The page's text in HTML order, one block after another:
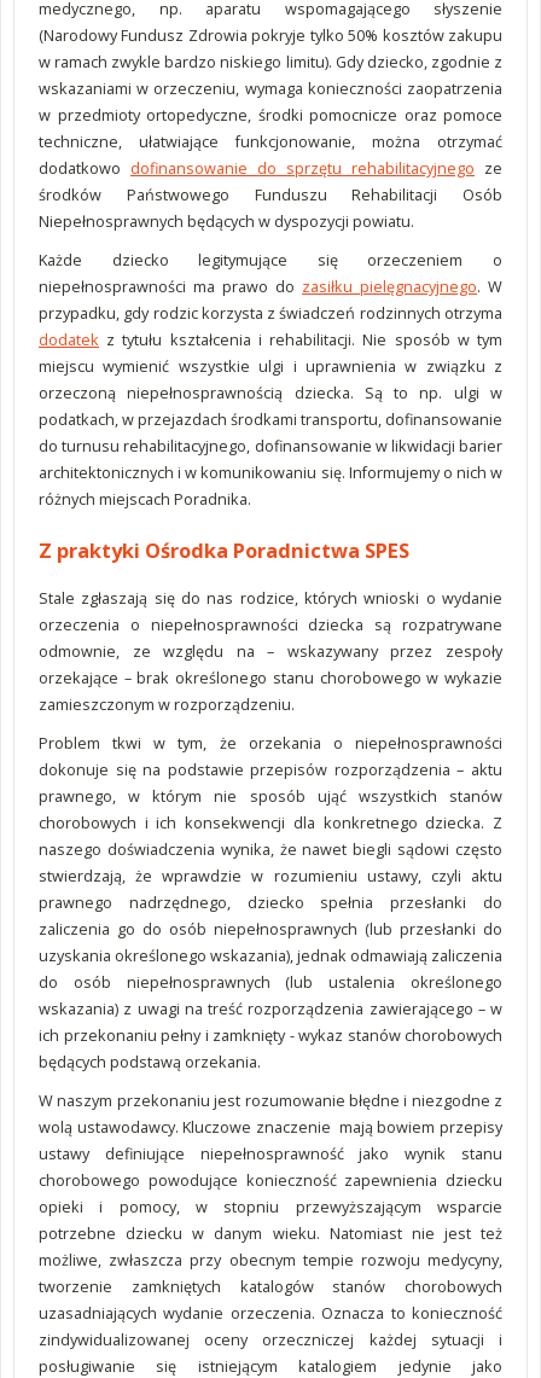
medycznego, np. aparatu wspomagającego słyszenie
(Narodowy Fundusz Zdrowia pokryje tylko 50% kosztów zakupu
w ramach zwykle bardzo niskiego limitu). Gdy dziecko, zgodnie z
wskazaniami w orzeczeniu, wymaga konieczności zaopatrzenia
w przedmioty ortopedyczne, środki pomocnicze oraz pomoce
techniczne, ułatwiające funkcjonowanie, można otrzymać
dodatkowo dofinansowanie do sprzętu rehabilitacyjnego ze
środków Państwowego Funduszu Rehabilitacji Osób
Niepełnosprawnych będących w dyspozycji powiatu.
Każde dziecko legitymujące się orzeczeniem o
niepełnosprawności ma prawo do zasiłku pielęgnacyjnego. W
przypadku, gdy rodzic korzysta z świadczeń rodzinnych otrzyma
dodatek z tytułu kształcenia i rehabilitacji. Nie sposób w tym
miejscu wymienić wszystkie ulgi i uprawnienia w związku z
orzeczoną niepełnosprawnością dziecka. Są to np. ulgi w
podatkach, w przejazdach środkami transportu, dofinansowanie
do turnusu rehabilitacyjnego, dofinansowanie w likwidacji barier
architektonicznych i w komunikowaniu się. Informujemy o nich w
różnych miejscach Poradnika.
Z praktyki Ośrodka Poradnictwa SPES
Stale zgłaszają się do nas rodzice, których wnioski o wydanie
orzeczenia o niepełnosprawności dziecka są rozpatrywane
odmownie, ze względu na – wskazywany przez zespoły
orzekające – brak określonego stanu chorobowego w wykazie
zamieszczonym w rozporządzeniu.
Problem tkwi w tym, że orzekania o niepełnosprawności
dokonuje się na podstawie przepisów rozporządzenia – aktu
prawnego, w którym nie sposób ująć wszystkich stanów
chorobowych i ich konsekwencji dla konkretnego dziecka. Z
naszego doświadczenia wynika, że nawet biegli sądowi często
stwierdzają, że wprawdzie w rozumieniu ustawy, czyli aktu
prawnego nadrzędnego, dziecko spełnia przesłanki do
zaliczenia go do osób niepełnosprawnych (lub przesłanki do
uzyskania określonego wskazania), jednak odmawiają zaliczenia
do osób niepełnosprawnych (lub ustalenia określonego
wskazania) z uwagi na treść rozporządzenia zawierającego – w
ich przekonaniu pełny i zamknięty - wykaz stanów chorobowych
będących podstawą orzekania.
W naszym przekonaniu jest rozumowanie błędne i niezgodne z
wolą ustawodawcy. Kluczowe znaczenie mają bowiem przepisy
ustawy definiujące niepełnosprawność jako wynik stanu
chorobowego powodujące konieczność zapewnienia dziecku
opieki i pomocy, w stopniu przewyższającym wsparcie
potrzebne dziecku w danym wieku. Natomiast nie jest też
możliwe, zwłaszcza przy obecnym tempie rozwoju medycyny,
tworzenie zamkniętych katalogów stanów chorobowych
uzasadniających wydanie orzeczenia. Oznacza to konieczność
zindywidualizowanej oceny orzeczniczej każdej sytuacji i
posługiwanie się istniejącym katalogiem jedynie jako